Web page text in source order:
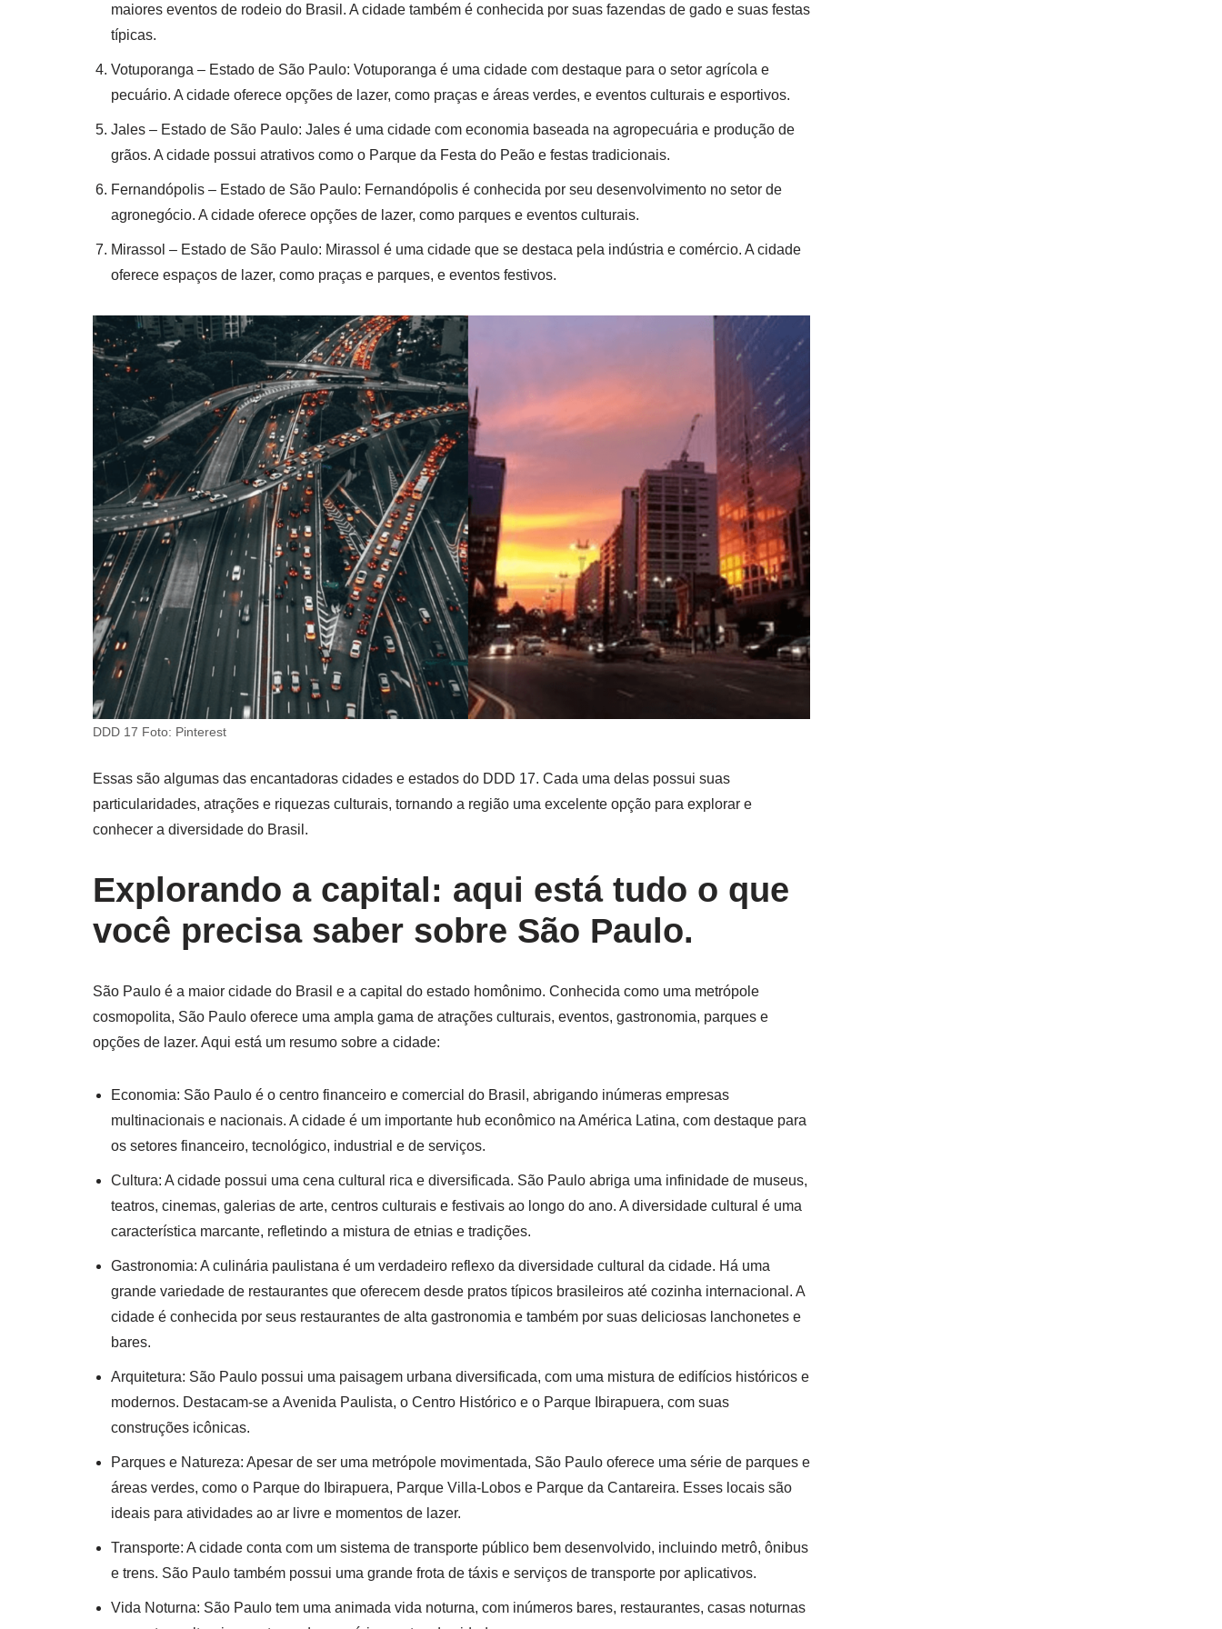
maiores eventos de rodeio do Brasil. A cidade também é conhecida por suas fazendas de gado e suas festas
típicas.
Votuporanga – Estado de São Paulo: Votuporanga é uma cidade com destaque para o setor agrícola e
pecuário. A cidade oferece opções de lazer, como praças e áreas verdes, e eventos culturais e esportivos.
Jales – Estado de São Paulo: Jales é uma cidade com economia baseada na agropecuária e produção de
grãos. A cidade possui atrativos como o Parque da Festa do Peão e festas tradicionais.
Fernandópolis – Estado de São Paulo: Fernandópolis é conhecida por seu desenvolvimento no setor de
agronegócio. A cidade oferece opções de lazer, como parques e eventos culturais.
Mirassol – Estado de São Paulo: Mirassol é uma cidade que se destaca pela indústria e comércio. A cidade
oferece espaços de lazer, como praças e parques, e eventos festivos.
DDD 17 Foto: Pinterest
Essas são algumas das encantadoras cidades e estados do DDD 17. Cada uma delas possui suas
particularidades, atrações e riquezas culturais, tornando a região uma excelente opção para explorar e
conhecer a diversidade do Brasil.
Explorando a capital: aqui está tudo o que
você precisa saber sobre São Paulo.
São Paulo é a maior cidade do Brasil e a capital do estado homônimo. Conhecida como uma metrópole
cosmopolita, São Paulo oferece uma ampla gama de atrações culturais, eventos, gastronomia, parques e
opções de lazer. Aqui está um resumo sobre a cidade:
Economia: São Paulo é o centro financeiro e comercial do Brasil, abrigando inúmeras empresas
multinacionais e nacionais. A cidade é um importante hub econômico na América Latina, com destaque para
os setores financeiro, tecnológico, industrial e de serviços.
Cultura: A cidade possui uma cena cultural rica e diversificada. São Paulo abriga uma infinidade de museus,
teatros, cinemas, galerias de arte, centros culturais e festivais ao longo do ano. A diversidade cultural é uma
característica marcante, refletindo a mistura de etnias e tradições.
Gastronomia: A culinária paulistana é um verdadeiro reflexo da diversidade cultural da cidade. Há uma
grande variedade de restaurantes que oferecem desde pratos típicos brasileiros até cozinha internacional. A
cidade é conhecida por seus restaurantes de alta gastronomia e também por suas deliciosas lanchonetes e
bares.
Arquitetura: São Paulo possui uma paisagem urbana diversificada, com uma mistura de edifícios históricos e
modernos. Destacam-se a Avenida Paulista, o Centro Histórico e o Parque Ibirapuera, com suas
construções icônicas.
Parques e Natureza: Apesar de ser uma metrópole movimentada, São Paulo oferece uma série de parques e
áreas verdes, como o Parque do Ibirapuera, Parque Villa-Lobos e Parque da Cantareira. Esses locais são
ideais para atividades ao ar livre e momentos de lazer.
Transporte: A cidade conta com um sistema de transporte público bem desenvolvido, incluindo metrô, ônibus
e trens. São Paulo também possui uma grande frota de táxis e serviços de transporte por aplicativos.
Vida Noturna: São Paulo tem uma animada vida noturna, com inúmeros bares, restaurantes, casas noturnas